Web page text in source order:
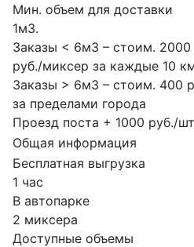
Мин. объем для доставки
1м3.
Заказы < 6м3 – стоим.
руб./миксер за каждые 10
Заказы > 6м3 – стоим. 400
за пределами города
Проезд поста + 1000 руб./
Общая информация
Бесплатная выгрузка
1 час
В автопарке
2 миксера
Доступные объемы